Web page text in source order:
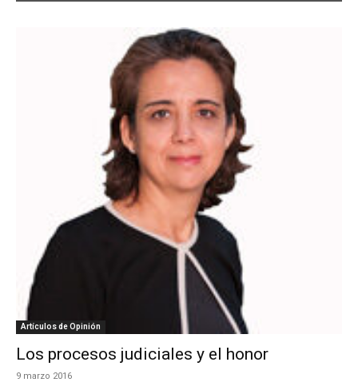
Artículos de Opinión
Los procesos judiciales y el honor
9 marzo 2016